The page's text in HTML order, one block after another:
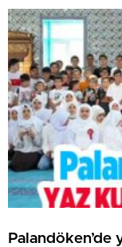
Palandöken’de